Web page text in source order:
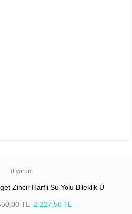
0 yorum
Zincir Harfli Su Yolu Bileklik Ü
TL 2.227,50 TL